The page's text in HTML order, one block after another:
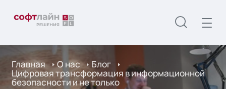
Главная О нас Блог
Цифровая трансформация в информационной
безопасности и не только